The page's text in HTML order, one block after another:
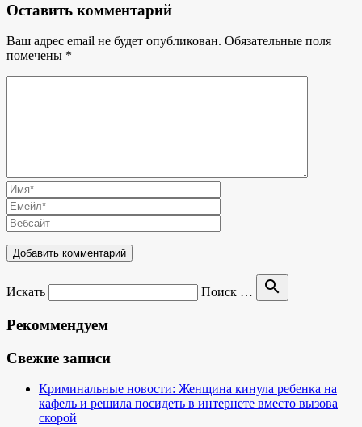
Оставить комментарий
Ваш адрес email не будет опубликован. Обязательные поля
помечены *
Искать Поиск … search
Рекоммендуем
Свежие записи
Криминальные новости: Женщина кинула ребенка на
кафель и решила посидеть в интернете вместо вызова
скорой